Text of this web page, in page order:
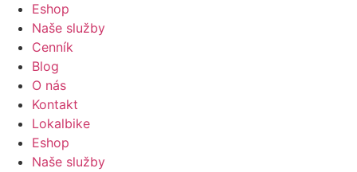
Eshop
Naše služby
Cenník
Blog
O nás
Kontakt
Lokalbike
Eshop
Naše služby